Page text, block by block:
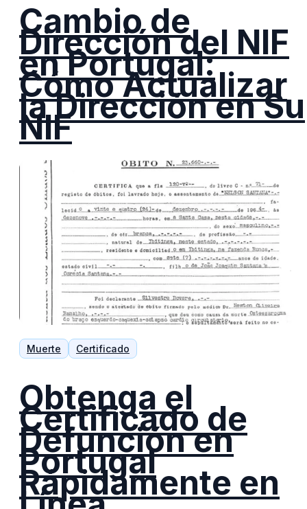
Cambio de
Dirección del NIF
en Portugal:
Cómo Actualizar
la Dirección en Su
NIF
Muerte Certificado
Obtenga el
Certificado de
Defunción en
Portugal
Rápidamente en